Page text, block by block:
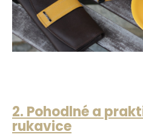
2. Pohodlné a
rukavice